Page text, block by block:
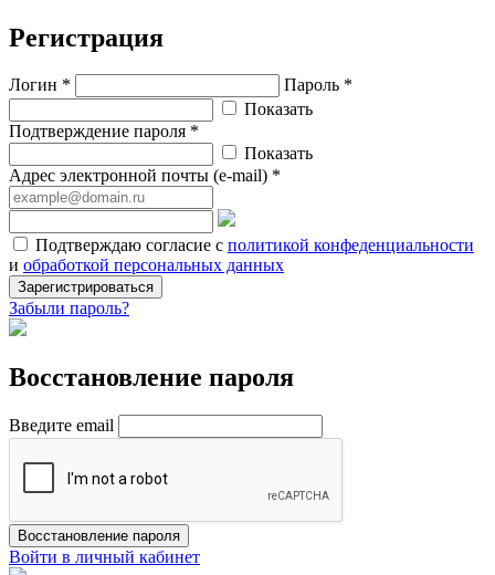
Регистрация
Логин *
Пароль *
Показать
Подтверждение пароля *
Показать
Адрес электронной почты (e-mail) *
Подтверждаю согласие с политикой конфеденциальности
и обработкой персональных данных
Зарегистрироваться
Забыли пароль?
Восстановление пароля
Введите email
Восстановление пароля
Войти в личный кабинет